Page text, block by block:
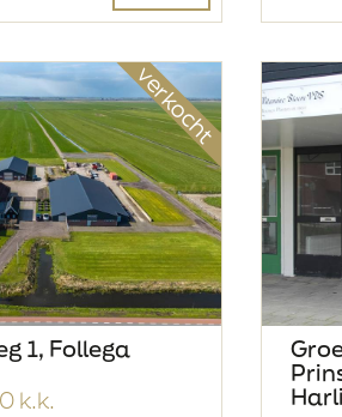
verkocht
1, Follega
k.k.